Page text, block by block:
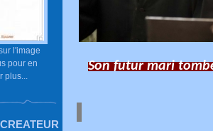
l'image
pour en
plus...
Son futur mari